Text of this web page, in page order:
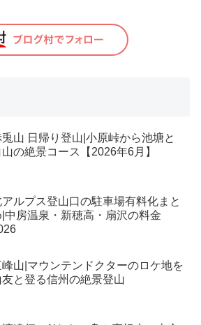
兎山 日帰り登山|小原峠から池塘と
山の絶景コース【2026年6月】
アルプス登山口の駐車場有料化まと
|中房温泉・新穂高・扇沢の料金
峰山|マウンテンドクターのロケ地を
友と登る信州の絶景登山